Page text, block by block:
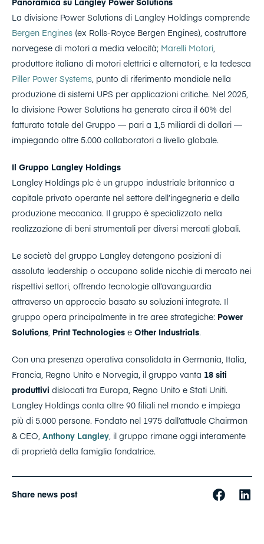
La divisione Power Solutions di Langley Holdings comprende
Bergen Engines (ex Rolls-Royce Bergen Engines), costruttore
norvegese di motori a media velocità; Marelli Motori,
produttore italiano di motori elettrici e alternatori, e la tedesca
Piller Power Systems, punto di riferimento mondiale nella
produzione di sistemi UPS per applicazioni critiche. Nel 2025,
la divisione Power Solutions ha generato circa il 60% del
fatturato totale del Gruppo — pari a 1,5 miliardi di dollari —
impiegando oltre 5.000 collaboratori a livello globale.
Il Gruppo Langley Holdings
Langley Holdings plc è un gruppo industriale britannico a
capitale privato operante nel settore dell’ingegneria e della
produzione meccanica. Il gruppo è specializzato nella
realizzazione di beni strumentali per diversi mercati globali.
Le società del gruppo Langley detengono posizioni di
assoluta leadership o occupano solide nicchie di mercato nei
rispettivi settori, offrendo tecnologie all’avanguardia
attraverso un approccio basato su soluzioni integrate. Il
gruppo opera principalmente in tre aree strategiche: Power
Solutions, Print Technologies e Other Industrials.
Con una presenza operativa consolidata in Germania, Italia,
Francia, Regno Unito e Norvegia, il gruppo vanta 18 siti
produttivi dislocati tra Europa, Regno Unito e Stati Uniti.
Langley Holdings conta oltre 90 filiali nel mondo e impiega
più di 5.000 persone. Fondato nel 1975 dall’attuale Chairman
& CEO, Anthony Langley, il gruppo rimane oggi interamente
di proprietà della famiglia fondatrice.
Share news post